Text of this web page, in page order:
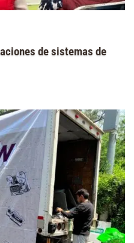
de sistemas de